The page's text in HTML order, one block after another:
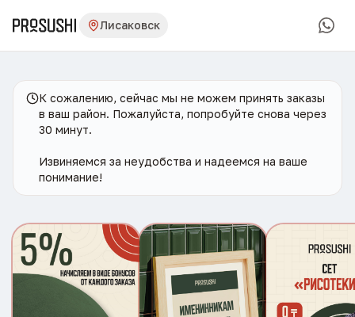
Лисаковск
К сожалению, сейчас мы не можем принять заказы
в ваш район. Пожалуйста, попробуйте снова через
30 минут.
Извиняемся за неудобства и надеемся на ваше
понимание!